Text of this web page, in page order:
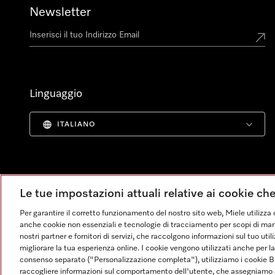
Newsletter
Linguaggio
ITALIANO
Le tue impostazioni attuali relative ai cookie
Per garantire il corretto funzionamento del nostro sito web, Miele
anche cookie non essenziali e tecnologie di tracciamento per scopi di
nostri partner e fornitori di servizi, che raccolgono informazioni sul tuo
migliorare la tua esperienza online. I cookie vengono utilizzati anche per
consenso separato ("Personalizzazione completa"), utilizziamo i cookie
raccogliere informazioni sul comportamento dell'utente, che